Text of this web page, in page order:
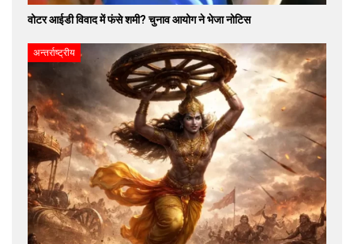
वोटर आईडी विवाद में फंसे शमी? चुनाव आयोग ने भेजा नोटिस
अन्तर्राष्ट्रीय